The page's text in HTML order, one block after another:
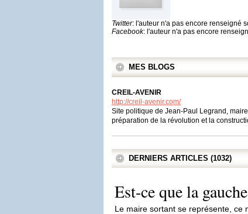
Twitter: l'auteur n'a pas encore renseigné
Facebook: l'auteur n'a pas encore
MES BLOGS
CREIL-AVENIR
http://creil-avenir.com/
Site politique de Jean-Paul Legrand,
préparation de la révolution et la
DERNIERS ARTICLES (1032)
Est-ce que la
Le maire sortant se représente, ce